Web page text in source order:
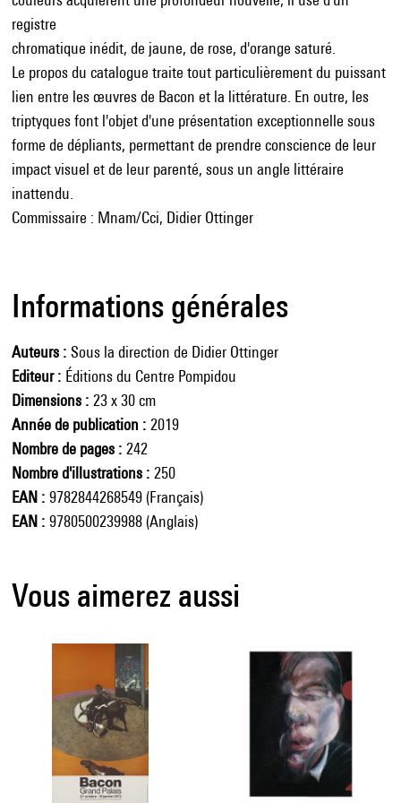
registre
chromatique inédit, de jaune, de rose, d'orange saturé.
Le propos du catalogue traite tout particulièrement du puissant
lien entre les œuvres de Bacon et la littérature. En outre, les
triptyques font l'objet d'une présentation exceptionnelle sous
forme de dépliants, permettant de prendre conscience de leur
impact visuel et de leur parenté, sous un angle littéraire
inattendu.
Commissaire : Mnam/Cci, Didier Ottinger
Informations générales
Auteurs
Sous la direction de Didier Ottinger
Editeur
Éditions du Centre Pompidou
Dimensions
23 x 30 cm
Année de publication
2019
Nombre de pages
242
Nombre d'illustrations
250
EAN
9782844268549 (Français)
EAN
9780500239988 (Anglais)
Vous aimerez aussi